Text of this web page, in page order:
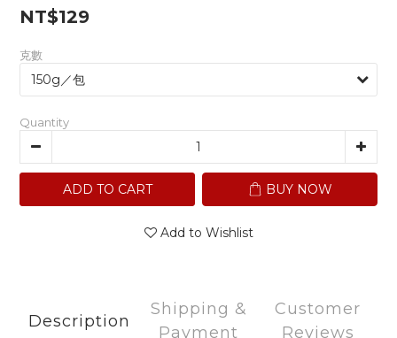
NT$129
克數
Quantity
ADD TO CART BUY NOW
Add to Wishlist
Description
Shipping &
Payment
Customer
Reviews